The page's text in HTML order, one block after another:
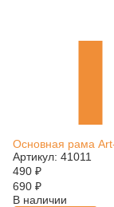
Основная рама
Артикул: 41011
490 ₽
690 ₽
В наличии